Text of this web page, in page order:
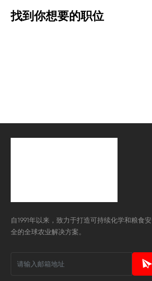
找到你想要的职位
自1991年以来，致力于打造可持续化学和粮食安
全的全球农业解决方案。